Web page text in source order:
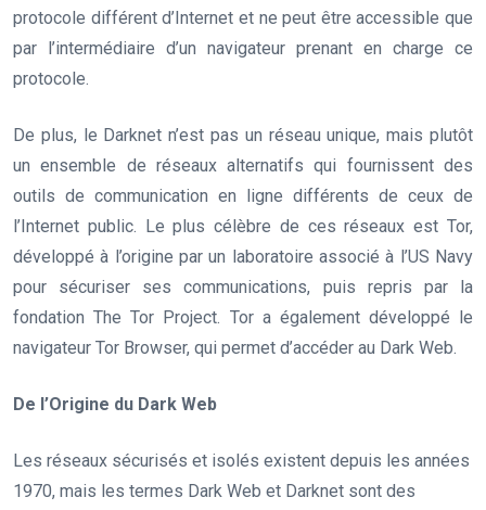
protocole différent d’Internet et ne peut être accessible que
par l’intermédiaire d’un navigateur prenant en charge ce
protocole.
De plus, le Darknet n’est pas un réseau unique, mais plutôt
un ensemble de réseaux alternatifs qui fournissent des
outils de communication en ligne différents de ceux de
l’Internet public. Le plus célèbre de ces réseaux est Tor,
développé à l’origine par un laboratoire associé à l’US Navy
pour sécuriser ses communications, puis repris par la
fondation The Tor Project. Tor a également développé le
navigateur Tor Browser, qui permet d’accéder au Dark Web.
De l’Origine du Dark Web
Les réseaux sécurisés et isolés existent depuis les années
1970, mais les termes Dark Web et Darknet sont des